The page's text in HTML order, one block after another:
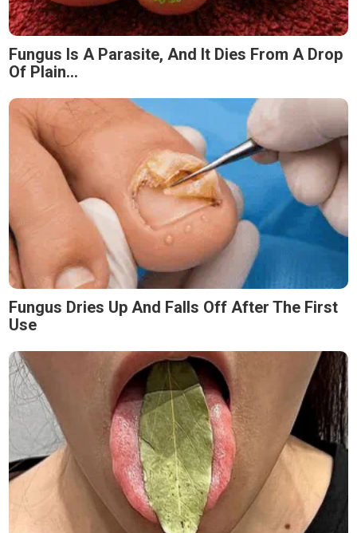
Fungus Is A Parasite, And It Dies From A Drop
Of Plain...
Fungus Dries Up And Falls Off After The First
Use